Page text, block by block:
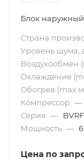
Блок наружный
Страна
Уровень шума,
Воздухообмен
Охлаждение
Обогрев (max
Компрессор —
Серия —
Мощность —
Цена по